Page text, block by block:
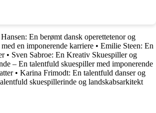
En berømt dansk operettetenor og
en imponerende karriere • Emilie Steen: En
• Sven Sabroe: En Kreativ Skuespiller og
– En talentfuld skuespiller med imponerende
• Karina Frimodt: En talentfuld danser og
skuespillerinde og landskabsarkitekt